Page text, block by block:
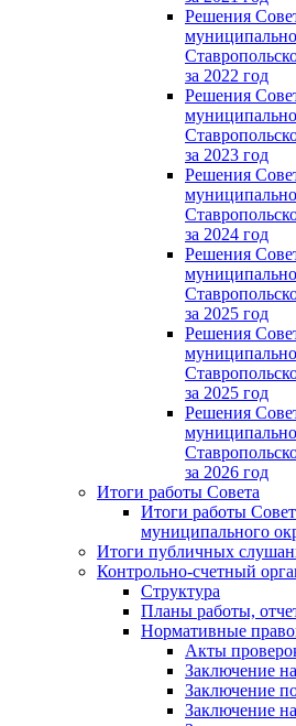
Решения
за 2022 год
Решения
за 2023 год
Решения
за 2024 год
Решения
за 2025 год
Решения
за 2025 год
Решения
за 2026 год
Итоги работы Совета
Итоги работы
муниципального
Итоги публичных
Контрольно-счетный
Структура
Планы работы,
Нормативные
Акты
Заключение
Заключение
Заключение